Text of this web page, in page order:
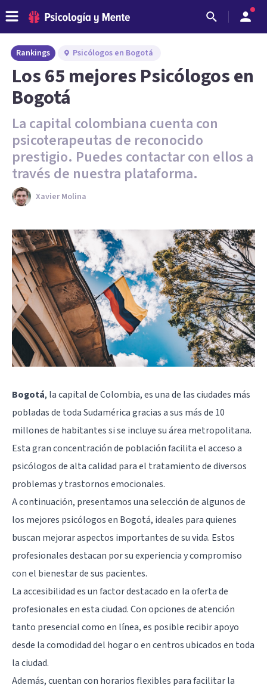
Rankings Psicólogos en Bogotá
Los 65 mejores Psicólogos en
Bogotá
La capital colombiana cuenta con
psicoterapeutas de reconocido
prestigio. Puedes contactar con ellos a
través de nuestra plataforma.
Xavier Molina
Bogotá, la capital de Colombia, es una de las ciudades más
pobladas de toda Sudamérica gracias a sus más de 10
millones de habitantes si se incluye su área metropolitana.
Esta gran concentración de población facilita el acceso a
psicólogos de alta calidad para el tratamiento de diversos
problemas ytrastornos emocionales.
A continuación, presentamos una selección de algunos de
los mejores psicólogos en Bogotá, ideales para quienes
buscan mejorar aspectos importantes de su vida. Estos
profesionales destacan por su experiencia y compromiso
con el bienestar de sus pacientes.
La accesibilidad es un factor destacado en la oferta de
profesionales en esta ciudad. Con opciones de atención
tanto presencial como en línea, es posible recibir apoyo
desde la comodidad del hogar o en centros ubicados en toda
la ciudad.
Además, cuentan con horarios flexibles para facilitar la